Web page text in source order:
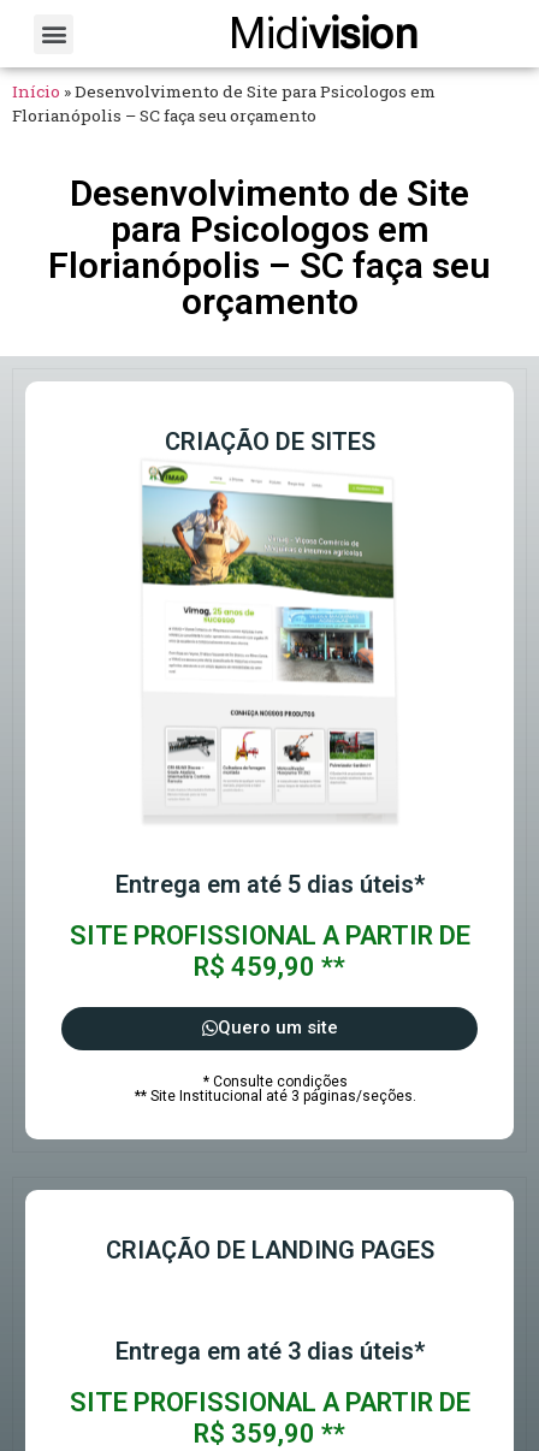
Midivision
Início »Desenvolvimento de Site para Psicologos em
Florianópolis – SC faça seu orçamento
Desenvolvimento de Site
para Psicologos em
Florianópolis – SC faça seu
orçamento
CRIAÇÃO DE SITES
Entrega em até 5 dias úteis*
SITE PROFISSIONAL A PARTIR DE
R$ 459,90 **
Quero um site
* Consulte condições
** Site Institucional até 3 páginas/seções.
CRIAÇÃO DE LANDING PAGES
Entrega em até 3 dias úteis*
SITE PROFISSIONAL A PARTIR DE
R$ 359,90 **